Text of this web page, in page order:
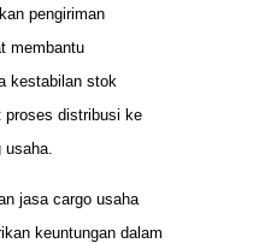
pengiriman
membantu
kestabilan stok
proses distribusi ke
jasa cargo usaha
keuntungan dalam